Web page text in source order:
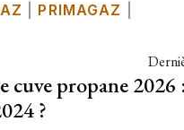
PRIMAGAZ
cuve propane 2026
?